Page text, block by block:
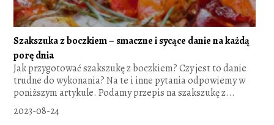
Szakszuka z boczkiem – smaczne i sycące danie na każdą
porę dnia
Jak przygotować szakszukę z boczkiem? Czy jest to danie
trudne do wykonania? Na te i inne pytania odpowiemy w
poniższym artykule. Podamy przepis na szakszukę z...
2023-08-24